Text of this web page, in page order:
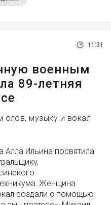
11:31
военным
89-летняя
слов, музыку и вокал
Алла Ильина посвятила
Женщина
создали с помощью